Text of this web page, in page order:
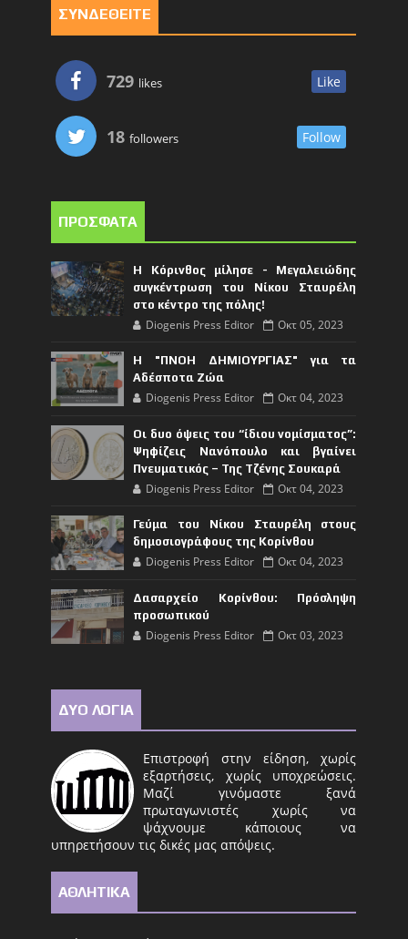
ΣΥΝΔΕΘΕΙΤΕ
729 likes Like
18 followers Follow
ΠΡΟΣΦΑΤΑ
Η Κόρινθος μίλησε - Μεγαλειώδης
συγκέντρωση του Νίκου Σταυρέλη
στο κέντρο της πόλης!
Diogenis Press Editor Οκτ 05, 2023
Η "ΠΝΟΗ ΔΗΜΙΟΥΡΓΙΑΣ" για τα
Αδέσποτα Ζώα
Diogenis Press Editor Οκτ 04, 2023
Οι δυο όψεις του “ίδιου νομίσματος”:
Ψηφίζεις Νανόπουλο και βγαίνει
Πνευματικός – Της Τζένης Σουκαρά
Diogenis Press Editor Οκτ 04, 2023
Γεύμα του Νίκου Σταυρέλη στους
δημοσιογράφους της Κορίνθου
Diogenis Press Editor Οκτ 04, 2023
Δασαρχείο Κορίνθου: Πρόσληψη
προσωπικού
Diogenis Press Editor Οκτ 03, 2023
ΔΥΟ ΛΟΓΙΑ
Επιστροφή στην είδηση, χωρίς
εξαρτήσεις, χωρίς υποχρεώσεις.
Μαζί γινόμαστε ξανά
πρωταγωνιστές χωρίς να
ψάχνουμε κάποιους να
υπηρετήσουν τις δικές μας απόψεις.
ΑΘΛΗΤΙΚΑ